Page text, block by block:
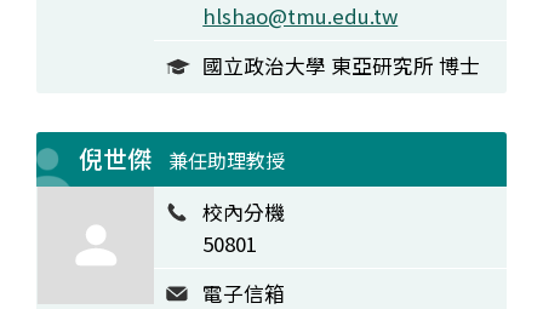
hlshao@tmu.edu.tw
國立政治大學 東亞研究所 博士
倪世傑 兼任助理教授
校內分機
50801
電子信箱